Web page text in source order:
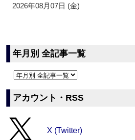
2026年08月07日 (金)
年月別 全記事一覧
アカウント・RSS
X (Twitter)